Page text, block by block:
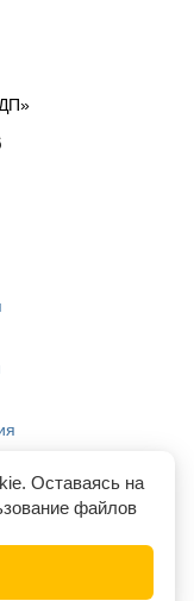
Оставаясь на
файлов